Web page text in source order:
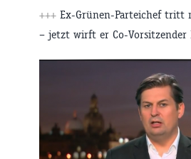
+++ Ex-Grünen-Parteichef tritt
– jetzt wirft er Co-Vorsitzender